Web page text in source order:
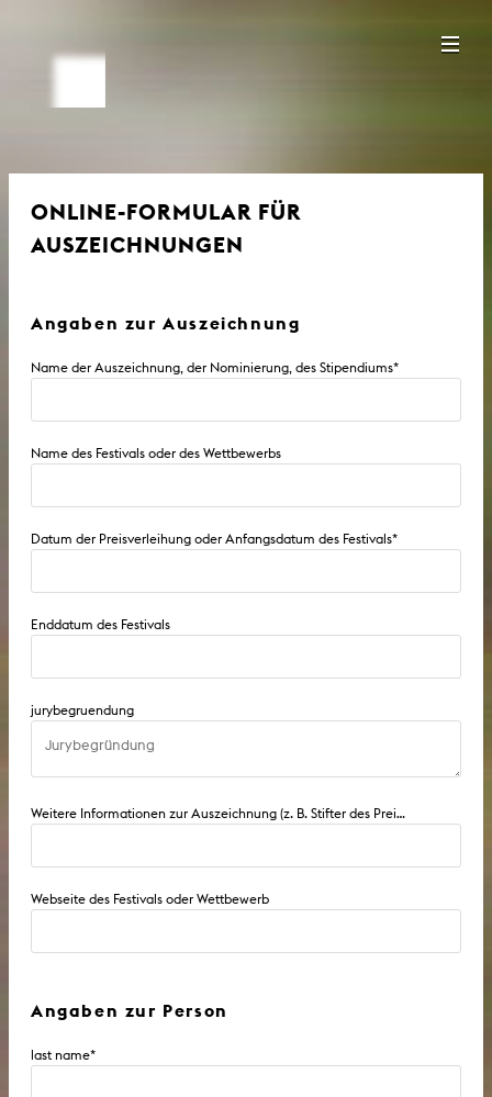
ONLINE-FORMULAR FÜR
AUSZEICHNUNGEN
Angaben zur Auszeichnung
Name der Auszeichnung, der Nominierung, des Stipendiums*
Name des Festivals oder des Wettbewerbs
Datum der Preisverleihung oder Anfangsdatum des Festivals*
Enddatum des Festivals
jurybegruendung
Weitere Informationen zur Auszeichnung (z. B. Stifter des Preises, Dotierung, Sachpreis, etc.)
Webseite des Festivals oder Wettbewerb
Angaben zur Person
last name*